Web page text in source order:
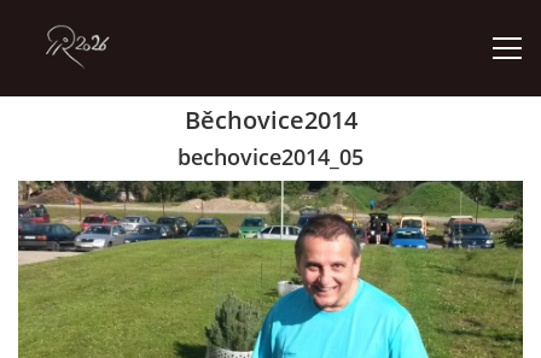
GALERIE
KONTAKT
Běchovice2014
bechovice2014_05